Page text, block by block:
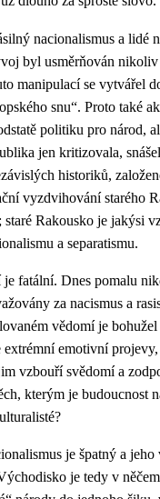
nacionalismus a lidé
byl usměrňován
manipulací se vytvářel
snu“. Proto také
politiku pro národ,
jen kritizovala,
historiků,
vyzdvihování starého
Rakousko je jakýsi
a separatismu.
fatální. Dnes pomalu
za nacismus a
vědomí je
emotivní
vzbouří svědomí a
kterým je budoucnost
je špatný a jeho
je tedy v